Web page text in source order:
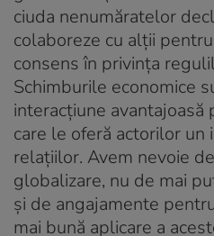
ciuda nenumăratelor
colaboreze cu alții
consens în privința
Schimburile economice
interacțiune
care le oferă actorilor un
relațiilor. Avem nevoie
globalizare, nu de mai
și de angajamente
mai bună aplicare a